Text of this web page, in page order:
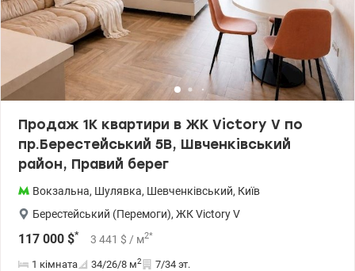
Продаж 1К квартири в ЖК Victоry V по
пр.Берестейський 5В, Швченківський
район, Правий берег
Вокзальна, Шулявка, Шевченківський, Київ
Берестейський (Перемоги), ЖК Victory V
117 000 $* 3 441 $ / м2*
1 кімната 34/26/8 м2 7/34 эт.